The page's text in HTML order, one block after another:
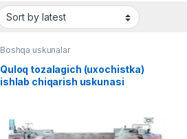
Boshqa uskunalar
Quloq tozalagich (uxochistka)
ishlab chiqarish uskunasi